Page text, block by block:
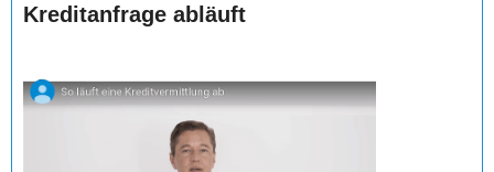
Kreditanfrage abläuft